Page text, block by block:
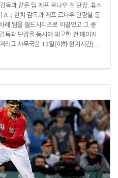
독과 같은 팀 제프 르나우 전 단장. 휴스
A J 힌치 감독과 제프 르나우 단장을 동
례 팀을 월드시리즈로 이끌었고 그 중
독과 단장을 동시에 해고한 건 메이저
리그 사무국은 13일(이하 현지시간) 두
조직적으로 사인을 훔쳤다고 털어놓